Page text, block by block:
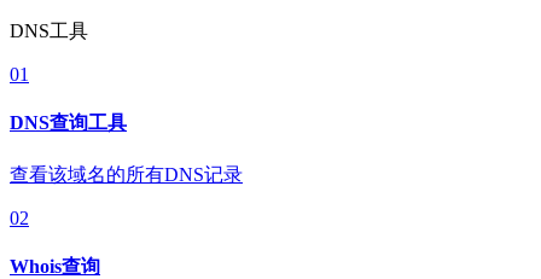
DNS工具
01
DNS查询工具
查看该域名的所有DNS记录
02
Whois查询